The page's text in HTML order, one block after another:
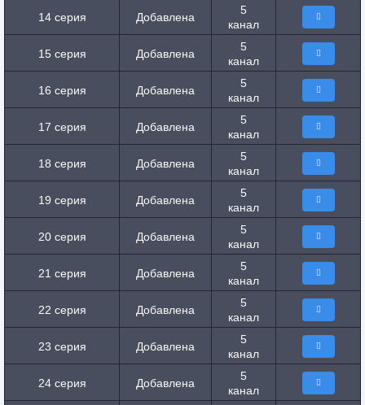
14 серия Добавлена
5
канал
15 серия Добавлена
5
канал
16 серия Добавлена
5
канал
17 серия Добавлена
5
канал
18 серия Добавлена
5
канал
19 серия Добавлена
5
канал
20 серия Добавлена
5
канал
21 серия Добавлена
5
канал
22 серия Добавлена
5
канал
23 серия Добавлена
5
канал
24 серия Добавлена
5
канал